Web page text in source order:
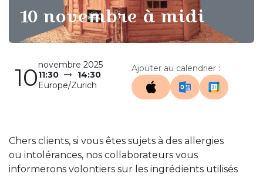
10 novembre à midi
10novembre 2025
11:30
14:30
Europe/Zurich
Ajouter au calendrier :
Chers clients, si vous êtes sujets à des allergies
ou intolérances, nos collaborateurs vous
informerons volontiers sur les ingrédients utilisés